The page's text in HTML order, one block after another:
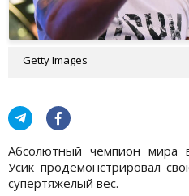
Getty Images
Абсолютный чемпион мира
Усик продемонстрировал
супертяжелый вес.